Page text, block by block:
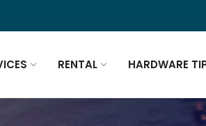
RENTAL HARDWARE